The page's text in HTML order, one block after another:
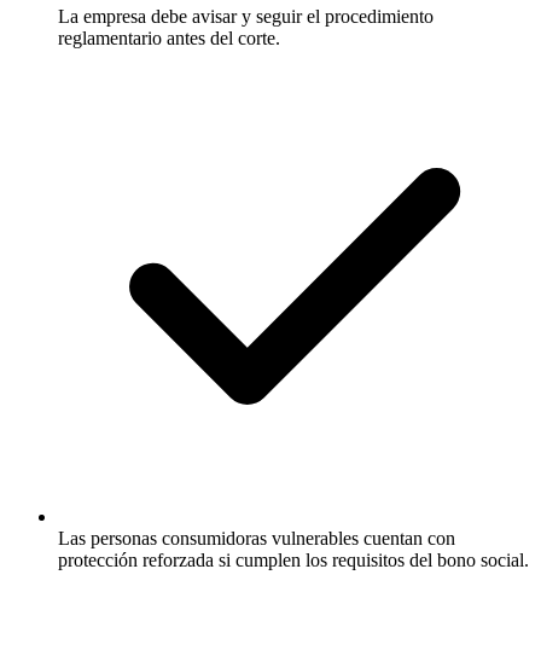
La empresa debe avisar y seguir el procedimiento
reglamentario antes del corte.
Las personas consumidoras vulnerables cuentan con
protección reforzada si cumplen los requisitos del bono social.